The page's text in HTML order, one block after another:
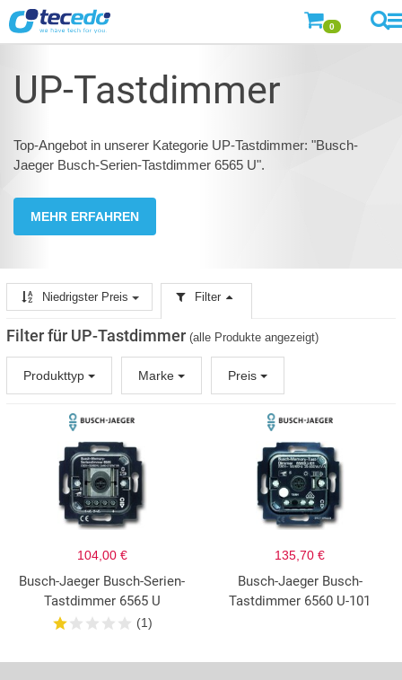
0
UP-Tastdimmer
Top-Angebot in unserer Kategorie UP-Tastdimmer: "Busch-
Jaeger Busch-Serien-Tastdimmer 6565 U".
MEHR ERFAHREN
Niedrigster Preis Filter
Filter für UP-Tastdimmer (alle Produkte angezeigt)
Produkttyp Marke Preis
104,00 €
Busch-Jaeger Busch-Serien-
Tastdimmer 6565 U
(1)
135,70 €
Busch-Jaeger Busch-
Tastdimmer 6560 U-101